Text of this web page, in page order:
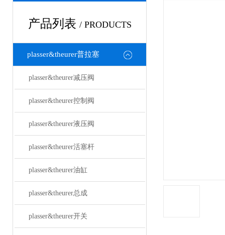
产品列表 / PRODUCTS
plasser&theurer普拉塞
plasser&theurer减压阀
plasser&theurer控制阀
plasser&theurer液压阀
plasser&theurer活塞杆
plasser&theurer油缸
plasser&theurer总成
plasser&theurer开关